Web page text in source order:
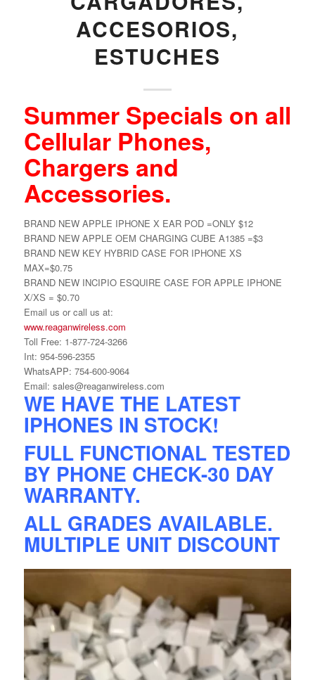
ACCESORIOS,
ESTUCHES
Summer Specials on all
Cellular Phones,
Chargers and
Accessories.
BRAND NEW APPLE IPHONE X EAR POD =ONLY $12
BRAND NEW APPLE OEM CHARGING CUBE A1385 =$3
BRAND NEW KEY HYBRID CASE FOR IPHONE XS
MAX=$0.75
BRAND NEW INCIPIO ESQUIRE CASE FOR APPLE IPHONE
X/XS = $0.70
Email us or call us at:
www.reaganwireless.com
Toll Free: 1-877-724-3266
Int: 954-596-2355
WhatsAPP: 754-600-9064
Email: sales@reaganwireless.com
WE HAVE THE LATEST
IPHONES IN STOCK!
FULL FUNCTIONAL TESTED
BY PHONE CHECK-30 DAY
WARRANTY.
ALL GRADES AVAILABLE.
MULTIPLE UNIT DISCOUNT